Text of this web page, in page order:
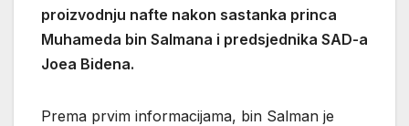
proizvodnju nafte nakon sastanka princa
Muhameda bin Salmana i predsjednika SAD-a
Joea Bidena.
Prema prvim informacijama, bin Salman je